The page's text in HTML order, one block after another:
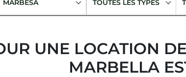
MARBESA TOUTES LES TYPES
UNE LOCATION
MARBELLA